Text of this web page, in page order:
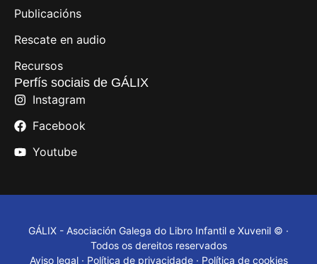
Publicacións
Rescate en audio
Recursos
Perfís sociais de GÁLIX
Instagram
Facebook
Youtube
GÁLIX - Asociación Galega do Libro Infantil e Xuvenil © ·
Todos os dereitos reservados
Aviso legal· Política de privacidade· Política de cookies